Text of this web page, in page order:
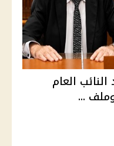
تناشد النائب العام
...